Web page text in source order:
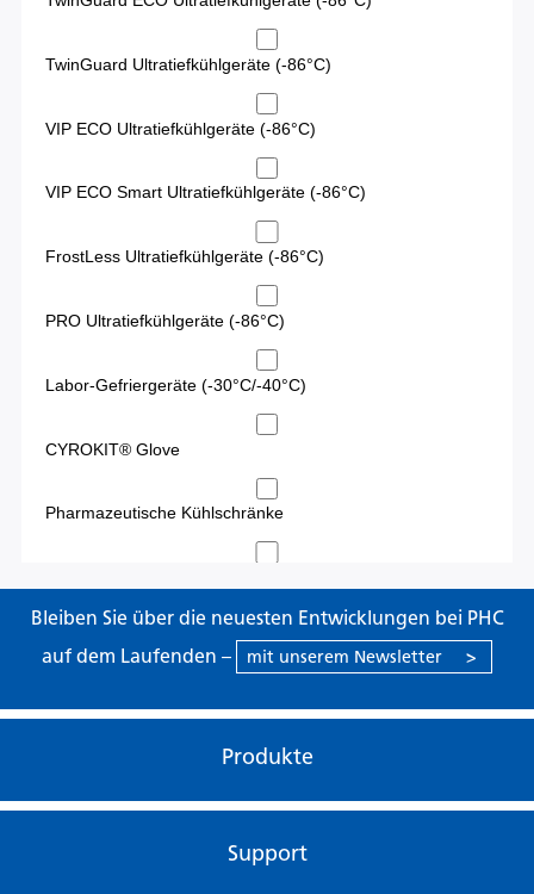
Bleiben Sie über die neuesten Entwicklungen bei PHC
auf dem Laufenden –
mit unserem Newsletter >
Produkte
Support